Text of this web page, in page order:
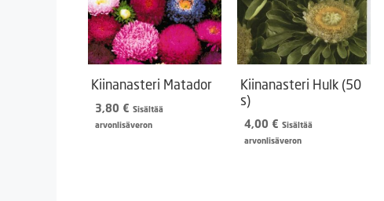
Kiinanasteri Matador
3,80 € Sisältää
arvonlisäveron
Kiinanasteri Hulk (50
s)
4,00 € Sisältää
arvonlisäveron